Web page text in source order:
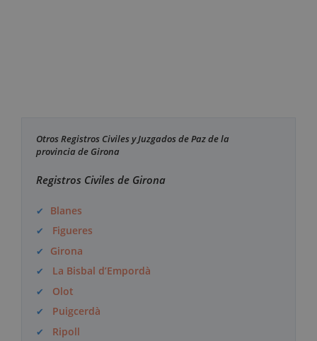
Otros Registros Civiles y Juzgados de Paz de la
provincia de Girona
Registros Civiles de Girona
Blanes
Figueres
Girona
La Bisbal d’Empordà
Olot
Puigcerdà
Ripoll